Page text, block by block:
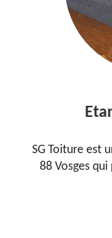
SG Toiture est
88 Vosges